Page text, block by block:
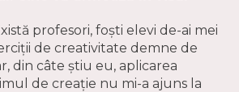
profesori, foşti elevi de-ai mei
de creativitate demne de
din câte ştiu eu, aplicarea
de creaţie nu mi-a ajuns la